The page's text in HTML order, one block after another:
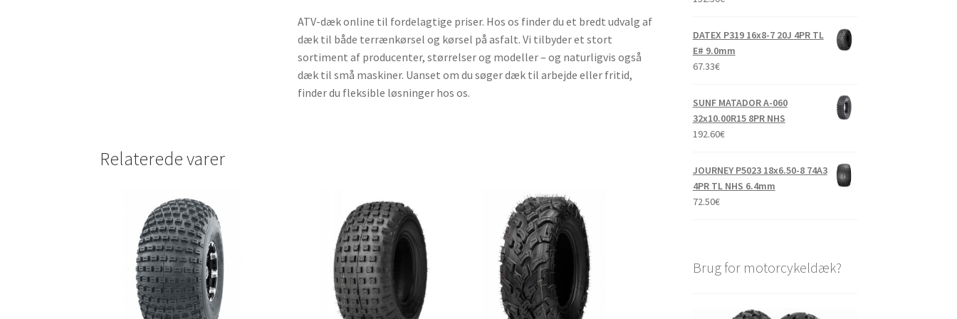
ATV-dæk online til fordelagtige priser. Hos os finder du et bredt udvalg af
dæk til både terrænkørsel og kørsel på asfalt. Vi tilbyder et stort
sortiment af producenter, størrelser og modeller – og naturligvis også
dæk til små maskiner. Uanset om du søger dæk til arbejde eller fritid,
finder du fleksible løsninger hos os.
Relaterede varer
DATEX P319 16x8-7 20J 4PR TL
E# 9.0mm
67.33€
SUNF MATADOR A-060
32x10.00R15 8PR NHS
192.60€
JOURNEY P5023 18x6.50-8 74A3
4PR TL NHS 6.4mm
72.50€
Brug for motorcykeldæk?